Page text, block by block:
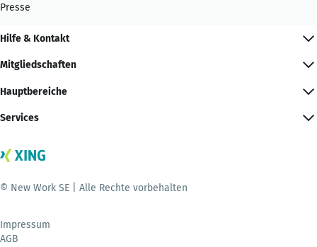
Presse
Hilfe & Kontakt
Mitgliedschaften
Hauptbereiche
Services
© New Work SE | Alle Rechte vorbehalten
Impressum
AGB